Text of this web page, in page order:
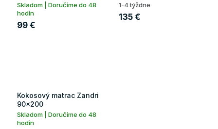
Skladom | Doručíme do 48
hodín
99 €
1-4 týždne
135 €
Kokosový matrac Zandri
90x200
Skladom | Doručíme do 48
hodín